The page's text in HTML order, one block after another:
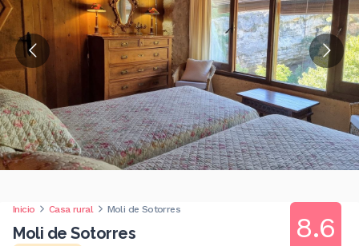
Inicio Casa rural Moli de Sotorres
Moli de Sotorres 8.6